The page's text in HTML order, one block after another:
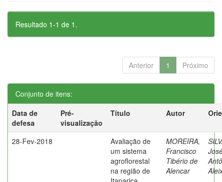
Resultado 1-1 de 1.
Anterior 1 Próximo
Conjunto de itens:
Data de
defesa
Pré-
visualização
Título Autor
28-Fev-2018
Avaliação de
um sistema
agroflorestal
na região de
MOREIRA,
Francisco
Tibério de
Alencar